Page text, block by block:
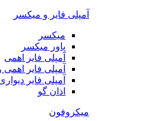
آمپلی فایر و میکسر
میکسر
پاور میکسر
آمپلی فایر اهمی
آمپلی فایر اهمی
آمپلی فایر
اذان گو
میکروفون